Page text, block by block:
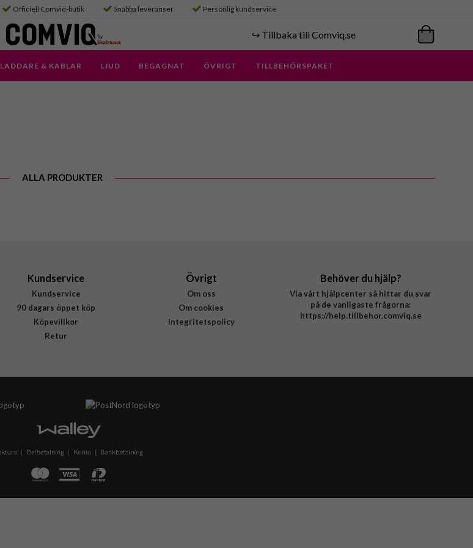
Officiell Comviq-butik Snabba leveranser Personlig kundservice
↪️ Tillbaka till Comviq.se
LADDARE & KABLAR LJUD BEGAGNAT ÖVRIGT TILLBEHÖRSPAKET
ALLA PRODUKTER
Kundservice
Kundservice
90 dagars öppet köp
Köpevillkor
Retur
Övrigt
Om oss
Om cookies
Integritetspolicy
Behöver du hjälp?
Via vårt hjälpcenter så hittar du svar
på de vanligaste frågorna:
https://help.tillbehor.comviq.se